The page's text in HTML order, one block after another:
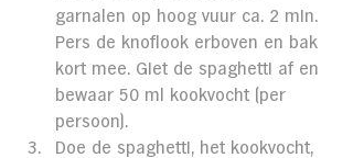
garnalen op hoog vuur ca. 2 min.
Pers de knoflook erboven en bak
kort mee. Giet de spaghetti af en
bewaar 50 ml kookvocht (per
persoon).
Doe de spaghetti, het kookvocht,